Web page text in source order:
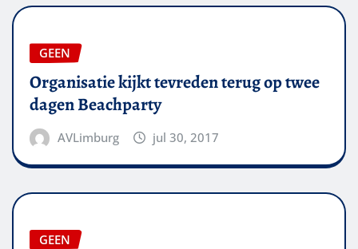
GEEN
Organisatie kijkt tevreden terug op twee
dagen Beachparty
AVLimburg jul 30, 2017
GEEN